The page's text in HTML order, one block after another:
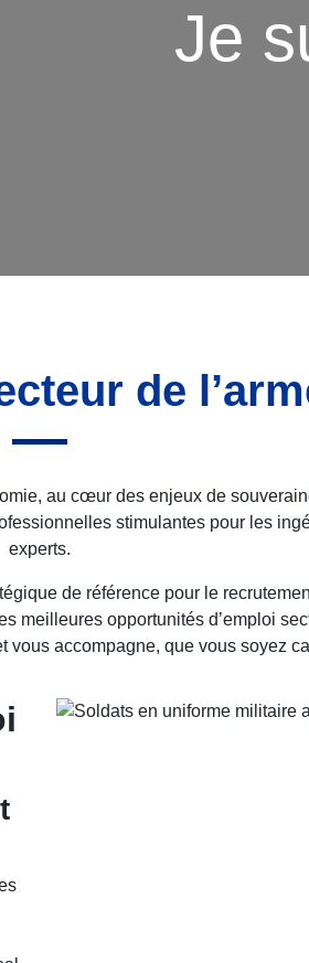
Je
de
au cœur des enjeux de
stimulantes pour les
experts.
de référence pour le
meilleures opportunités d’emploi
vous accompagne, que vous soyez